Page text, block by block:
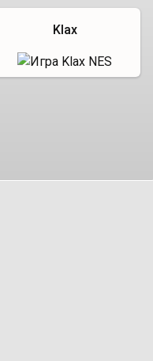
Klax